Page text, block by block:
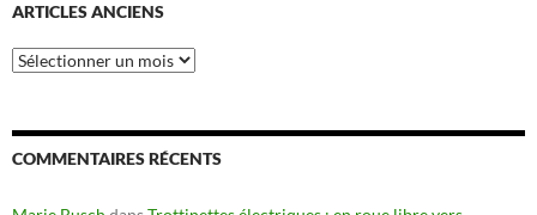
ARTICLES ANCIENS
Articles
anciens
COMMENTAIRES RÉCENTS